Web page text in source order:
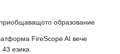
образование
FireScope AI вече
езика